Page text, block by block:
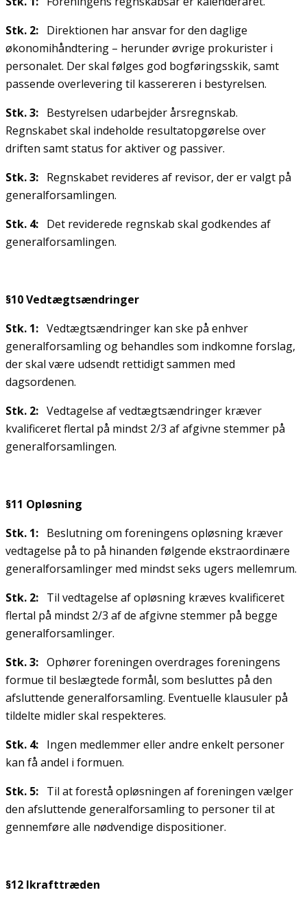
Stk. 2: Direktionen har ansvar for den daglige
økonomihåndtering – herunder øvrige prokurister i
personalet. Der skal følges god bogføringsskik, samt
passende overlevering til kassereren i bestyrelsen.
Stk. 3: Bestyrelsen udarbejder årsregnskab.
Regnskabet skal indeholde resultatopgørelse over
driften samt status for aktiver og passiver.
Stk. 3: Regnskabet revideres af revisor, der er valgt på
generalforsamlingen.
Stk. 4: Det reviderede regnskab skal godkendes af
generalforsamlingen.
§10 Vedtægtsændringer
Stk. 1: Vedtægtsændringer kan ske på enhver
generalforsamling og behandles som indkomne forslag,
der skal være udsendt rettidigt sammen med
dagsordenen.
Stk. 2: Vedtagelse af vedtægtsændringer kræver
kvalificeret flertal på mindst 2/3 af afgivne stemmer på
generalforsamlingen.
§11 Opløsning
Stk. 1: Beslutning om foreningens opløsning kræver
vedtagelse på to på hinanden følgende ekstraordinære
generalforsamlinger med mindst seks ugers mellemrum.
Stk. 2: Til vedtagelse af opløsning kræves kvalificeret
flertal på mindst 2/3 af de afgivne stemmer på begge
generalforsamlinger.
Stk. 3: Ophører foreningen overdrages foreningens
formue til beslægtede formål, som besluttes på den
afsluttende generalforsamling. Eventuelle klausuler på
tildelte midler skal respekteres.
Stk. 4: Ingen medlemmer eller andre enkelt personer
kan få andel i formuen.
Stk. 5: Til at forestå opløsningen af foreningen vælger
den afsluttende generalforsamling to personer til at
gennemføre alle nødvendige dispositioner.
§12 Ikrafttræden